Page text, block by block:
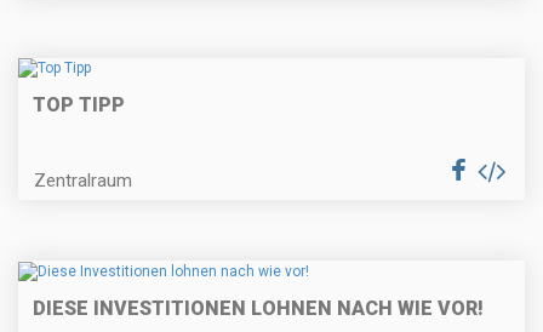
TOP TIPP
Zentralraum
DIESE INVESTITIONEN LOHNEN NACH WIE VOR!